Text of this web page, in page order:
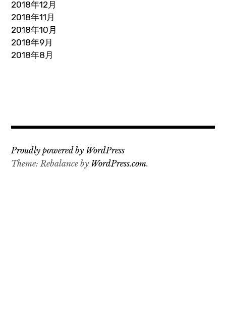
2018年12月
2018年11月
2018年10月
2018年9月
2018年8月
Proudly powered by WordPress
Theme: Rebalance by WordPress.com.